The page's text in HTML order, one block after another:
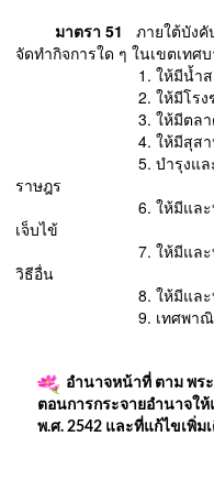
มาตรา 51 ภายใต้บัง
จัดทำกิจการใด ๆ ในเขตเทศ
1. ให้มีน้ำสะอาด
2. ให้มีโรงฆ่า
3. ให้มีตลาด ท่าเที
4. ให้มีสุสานแล
5. บำรุงและส่งเส
ราษฎร
6. ให้มีและบำรุงสถ
เจ็บไข้
7. ให้มีและบำรุงกา
วิธีอื่น
8. ให้มีและบำรุง
9. เทศพาณิ
อำนาจหน้าที่ ตาม พ
ตอนการกระจายอำนาจใ
พ.ศ. 2542 และที่แก้ไขเพิ่ม